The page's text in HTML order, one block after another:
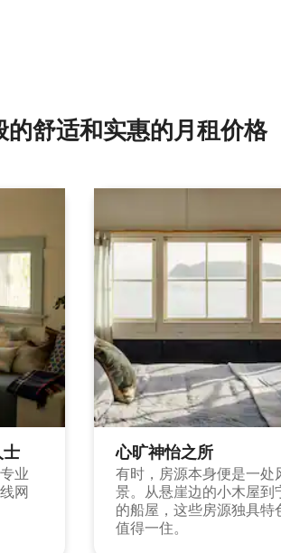
的舒适和实惠的月租价格
业
网
心旷神怡之所
有时，房源本身便是一处
景。从悬崖边的小木屋到
的船屋，这些房源独具特
值得一住。